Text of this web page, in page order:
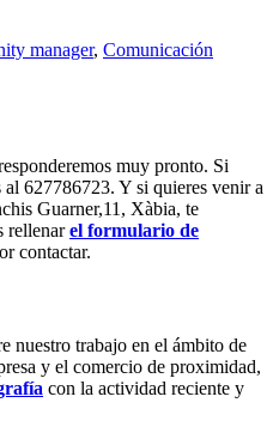
manager, Comunicación
muy pronto. Si
627786723. Y si quieres venir a
Guarner,11, Xàbia, te
rellenarel formulario de
contactar.
nuestro trabajo en el ámbito de
y el comercio de proximidad,
con la actividad reciente y